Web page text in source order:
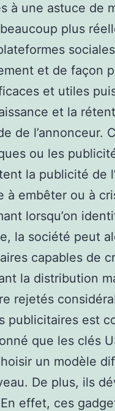
à une astuce de
plus
et de façon
et utiles
et la
de l’annonceur.
ou les
la publicité de
à embêter ou à
lorsqu’on
la société peut
capables de
la distribution
rejetés
publicitaires est
que les clés
un modèle
De plus, ils
effet, ces